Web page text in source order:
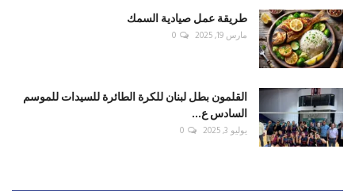
طريقة عمل صيادية السمك
مارس 19, 2025 0
القلمون بطل لبنان للكرة الطائرة للسيدات للموسم
السادس ع...
يوليو 3, 2025 0